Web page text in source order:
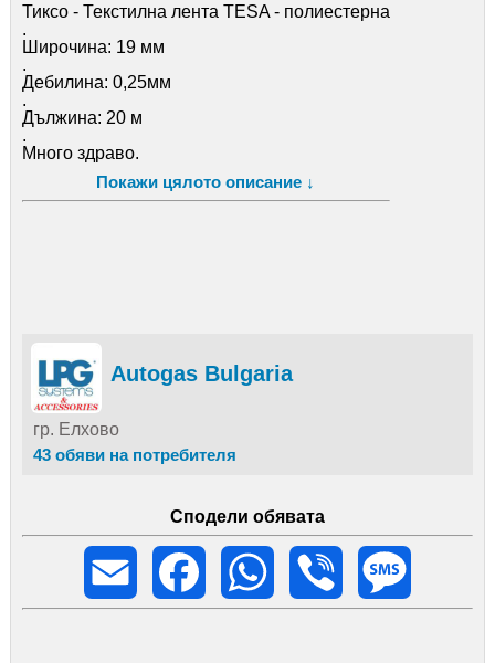
Тиксо - Текстилна лента TESA - полиестерна
.
Широчина: 19 мм
.
Дебилина: 0,25мм
.
Дължина: 20 м
.
Много здраво.
Почти невъзможно да го скъсате на ръка.
.
Покажи цялото описание ↓
Autogas Bulgaria
гр. Елхово
43 обяви на потребителя
Сподели обявата
Email
Facebook WhatsApp Viber